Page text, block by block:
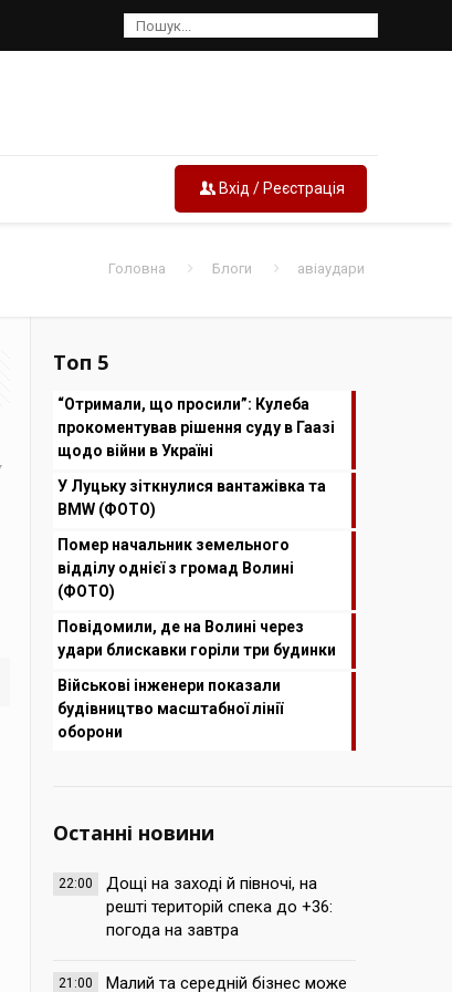
Вхід / Реєстрація
Головна Блоги авіаудари
Топ 5
“Отримали, що просили”: Кулеба
прокоментував рішення суду в Гаазі
щодо війни в Україні
У Луцьку зіткнулися вантажівка та
BMW (ФОТО)
Помер начальник земельного
відділу однієї з громад Волині
(ФОТО)
Повідомили, де на Волині через
удари блискавки горіли три будинки
Військові інженери показали
будівництво масштабної лінії
оборони
Останні новини
22:00
Дощі на заході й півночі, на
решті територій спека до +36:
погода на завтра
21:00
Малий та середній бізнес може